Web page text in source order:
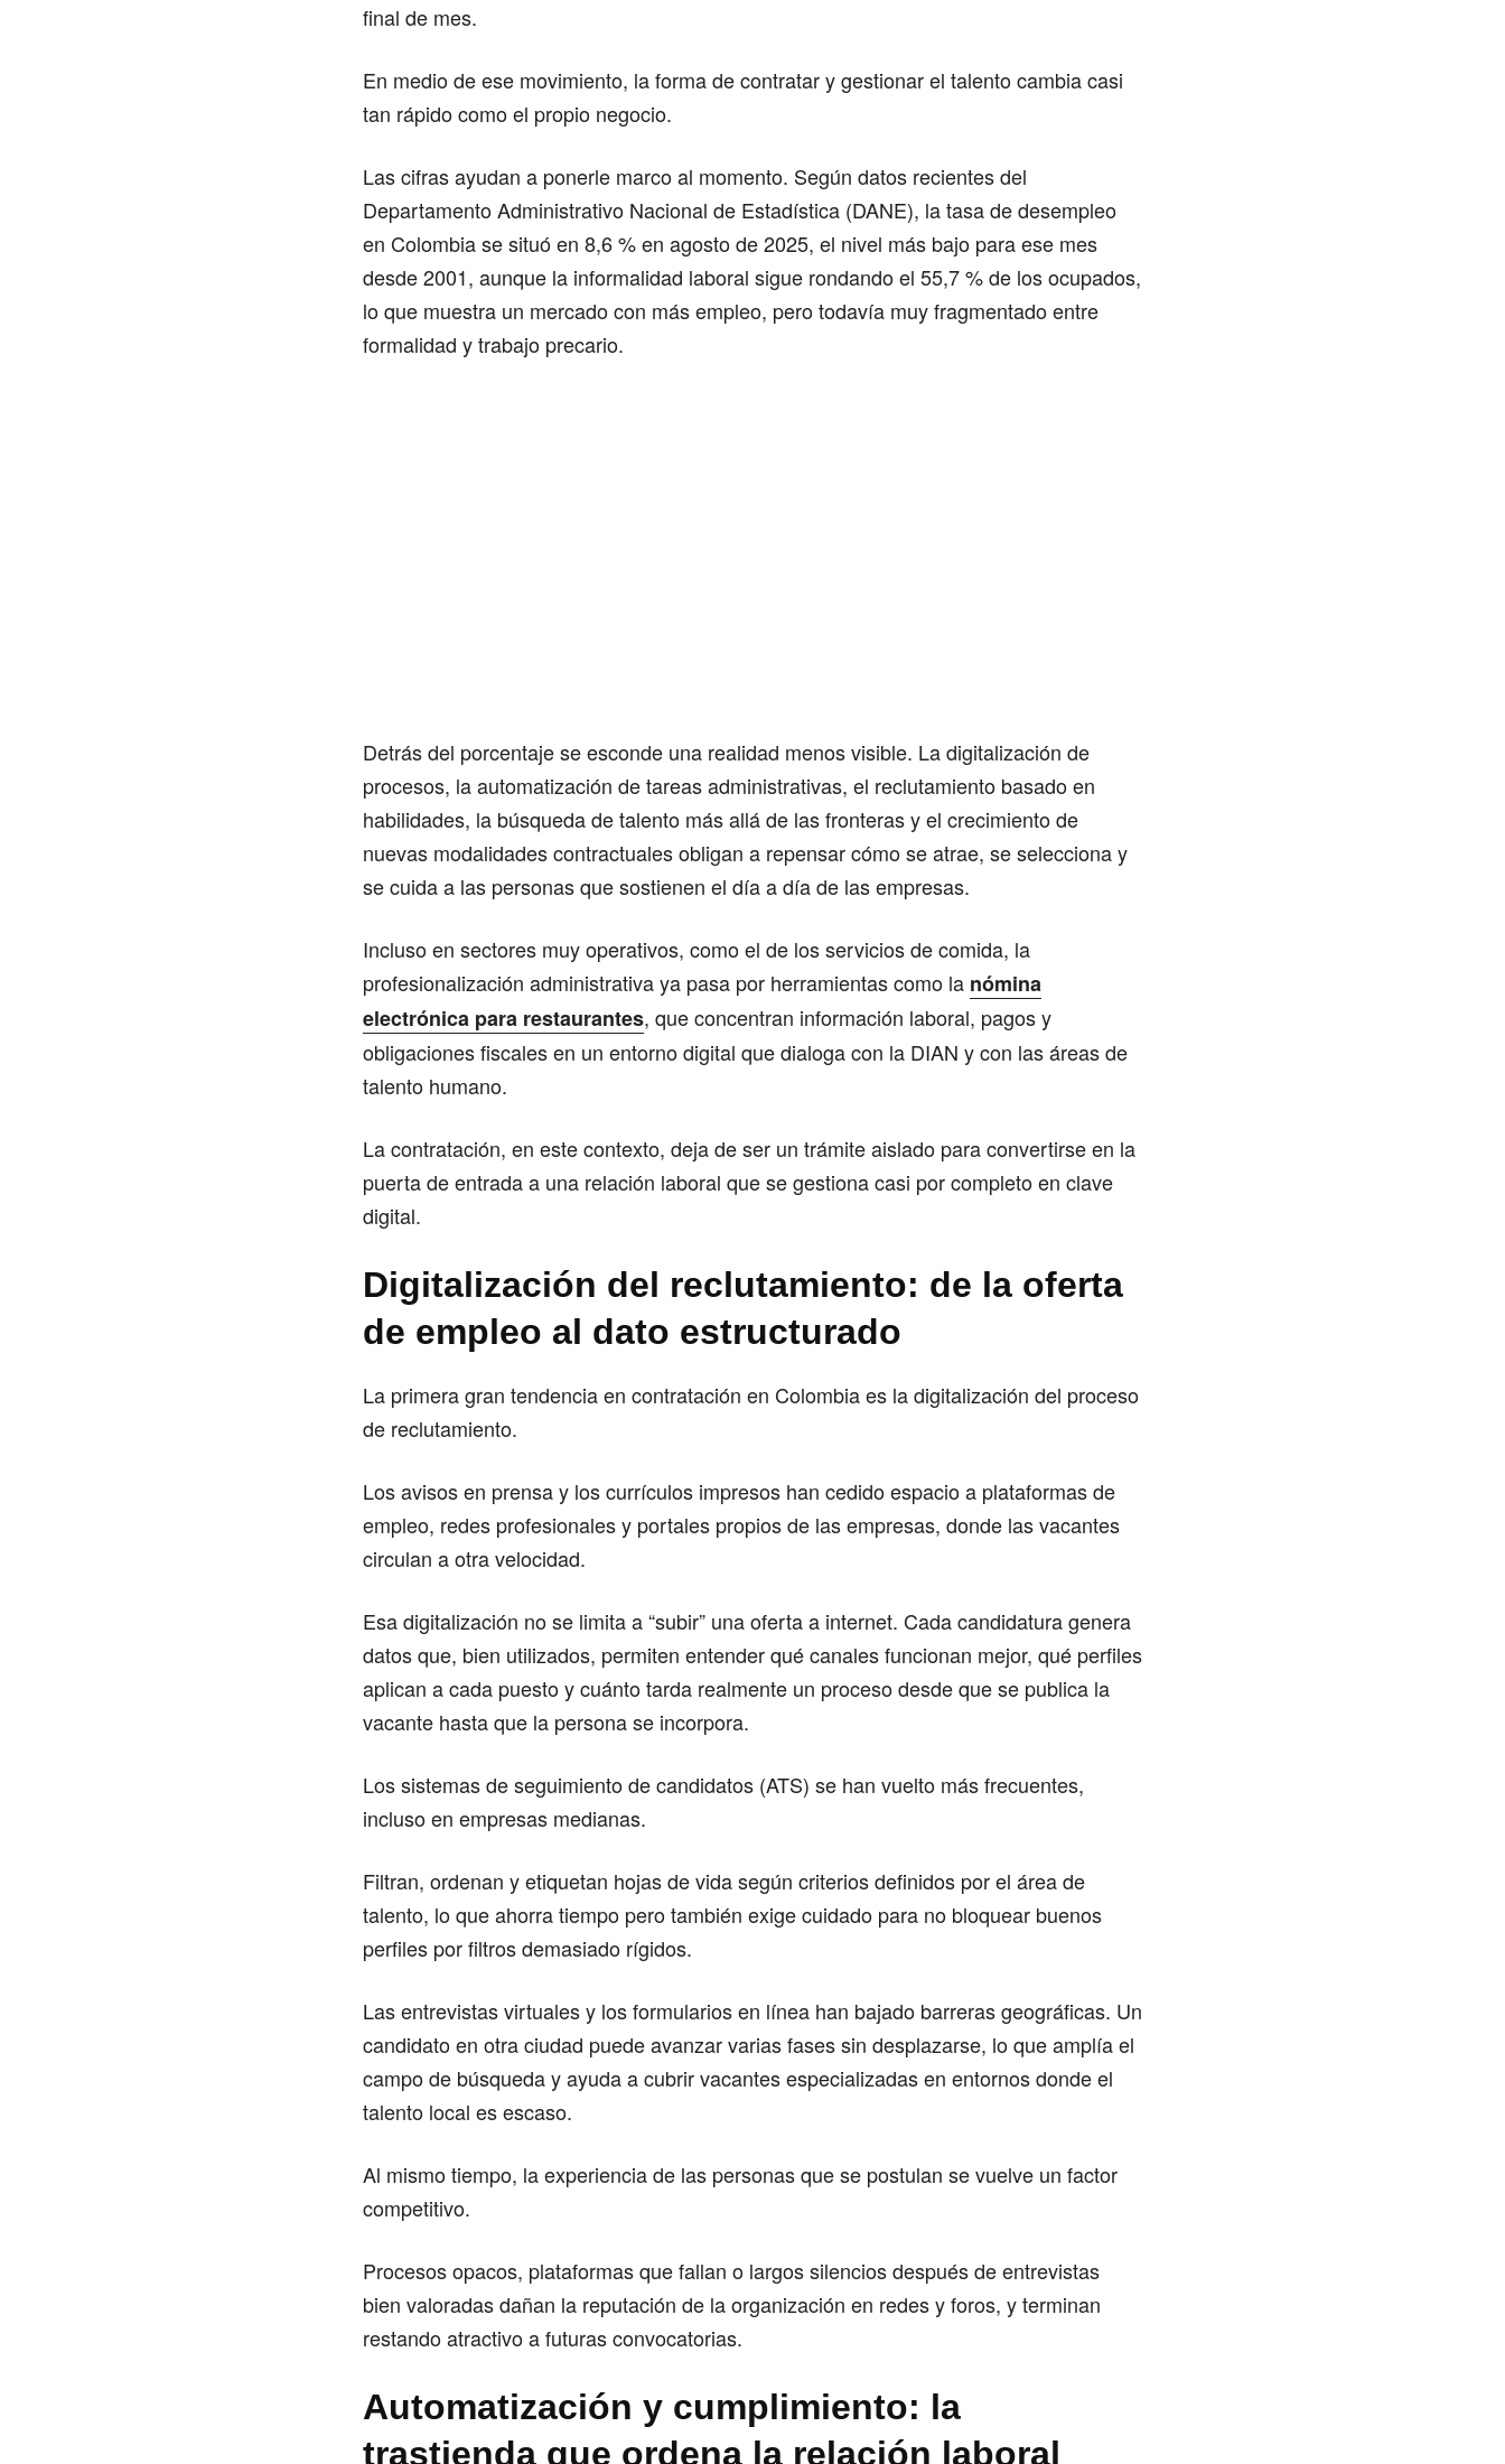
final de mes.
En medio de ese movimiento, la forma de contratar y gestionar el talento cambia casi
tan rápido como el propio negocio.
Las cifras ayudan a ponerle marco al momento. Según datos recientes del
Departamento Administrativo Nacional de Estadística (DANE), la tasa de desempleo
en Colombia se situó en 8,6 % en agosto de 2025, el nivel más bajo para ese mes
desde 2001, aunque la informalidad laboral sigue rondando el 55,7 % de los ocupados,
lo que muestra un mercado con más empleo, pero todavía muy fragmentado entre
formalidad y trabajo precario.
Detrás del porcentaje se esconde una realidad menos visible. La digitalización de
procesos, la automatización de tareas administrativas, el reclutamiento basado en
habilidades, la búsqueda de talento más allá de las fronteras y el crecimiento de
nuevas modalidades contractuales obligan a repensar cómo se atrae, se selecciona y
se cuida a las personas que sostienen el día a día de las empresas.
Incluso en sectores muy operativos, como el de los servicios de comida, la
profesionalización administrativa ya pasa por herramientas como la nómina
electrónica para restaurantes, que concentran información laboral, pagos y
obligaciones fiscales en un entorno digital que dialoga con la DIAN y con las áreas de
talento humano.
La contratación, en este contexto, deja de ser un trámite aislado para convertirse en la
puerta de entrada a una relación laboral que se gestiona casi por completo en clave
digital.
Digitalización del reclutamiento: de la oferta
de empleo al dato estructurado
La primera gran tendencia en contratación en Colombia es la digitalización del proceso
de reclutamiento.
Los avisos en prensa y los currículos impresos han cedido espacio a plataformas de
empleo, redes profesionales y portales propios de las empresas, donde las vacantes
circulan a otra velocidad.
Esa digitalización no se limita a “subir” una oferta a internet. Cada candidatura genera
datos que, bien utilizados, permiten entender qué canales funcionan mejor, qué perfiles
aplican a cada puesto y cuánto tarda realmente un proceso desde que se publica la
vacante hasta que la persona se incorpora.
Los sistemas de seguimiento de candidatos (ATS) se han vuelto más frecuentes,
incluso en empresas medianas.
Filtran, ordenan y etiquetan hojas de vida según criterios definidos por el área de
talento, lo que ahorra tiempo pero también exige cuidado para no bloquear buenos
perfiles por filtros demasiado rígidos.
Las entrevistas virtuales y los formularios en línea han bajado barreras geográficas. Un
candidato en otra ciudad puede avanzar varias fases sin desplazarse, lo que amplía el
campo de búsqueda y ayuda a cubrir vacantes especializadas en entornos donde el
talento local es escaso.
Al mismo tiempo, la experiencia de las personas que se postulan se vuelve un factor
competitivo.
Procesos opacos, plataformas que fallan o largos silencios después de entrevistas
bien valoradas dañan la reputación de la organización en redes y foros, y terminan
restando atractivo a futuras convocatorias.
Automatización y cumplimiento: la
trastienda que ordena la relación laboral